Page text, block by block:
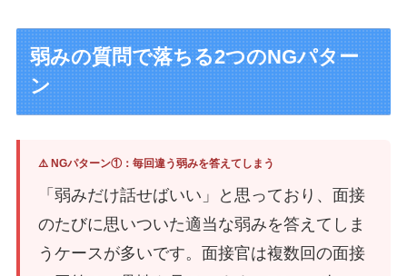
弱みの質問で落ちる2つのNGパター
ン
⚠️ NGパターン①：毎回違う弱みを答えてしまう
「弱みだけ話せばいい」と思っており、面接
のたびに思いついた適当な弱みを答えてしま
うケースが多いです。面接官は複数回の面接